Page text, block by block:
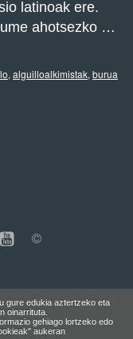
latinoak ere.
ahotsezko …
, alguilloalkimistak, burua
gure edukia aztertzeko eta
oinarrituta.
gehiago lortzeko edo
aukeran